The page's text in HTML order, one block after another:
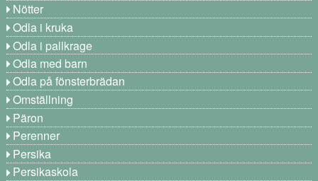
Nötter
Odla i kruka
Odla i pallkrage
Odla med barn
Odla på fönsterbrädan
Omställning
Päron
Perenner
Persika
Persikaskola